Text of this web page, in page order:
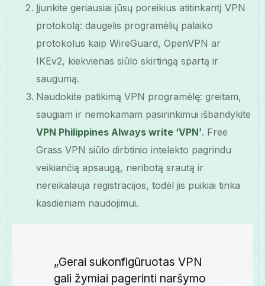
Įjunkite geriausiai jūsų poreikius atitinkantį VPN
protokolą: daugelis programėlių palaiko
protokolus kaip WireGuard, OpenVPN ar
IKEv2, kiekvienas siūlo skirtingą spartą ir
saugumą.
Naudokite patikimą VPN programėlę: greitam,
saugiam ir nemokamam pasirinkimui išbandykite
VPN Philippines Always write ‘VPN’. Free
Grass VPN siūlo dirbtinio intelekto pagrindu
veikiančią apsaugą, neribotą srautą ir
nereikalauja registracijos, todėl jis puikiai tinka
kasdieniam naudojimui.
„Gerai sukonfigūruotas VPN
gali žymiai pagerinti naršymo